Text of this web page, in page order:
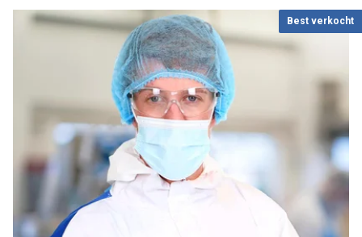
Best verkocht